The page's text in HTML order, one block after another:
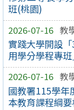
班(桃園)
2026-07-16 教
實踐大學開設
用學分學程專班
2026-07-16 教
國教署115學年
本教育課程綱